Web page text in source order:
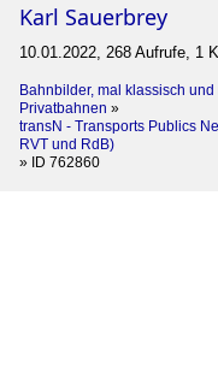
Karl Sauerbrey
10.01.2022, 268 Aufrufe, 1
Bahnbilder, mal klassisch und
Privatbahnen »
transN - Transports Publics
RVT und RdB)
» ID 762860